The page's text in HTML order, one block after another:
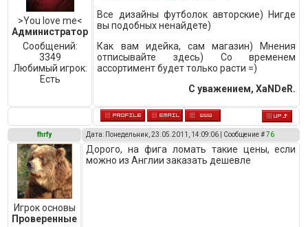
>You love me<
Администратор
Сообщений:
3349
Любимый игрок:
Есть
Все дизайны футболок авторские) Нигде
вы подобных ненайдете)
Как вам идейка, сам магазин) Мнения
отписывайте здесь) Со временем
ассортимент будет только расти =)
С уважением, XaNDeR.
fhrfy Дата: Понедельник, 23.05.2011, 14:09:06 | Сообщение #76
Игрок основы
Проверенные
Дорого, на фига ломать такие цены, если
можно из Англии заказать дешевле